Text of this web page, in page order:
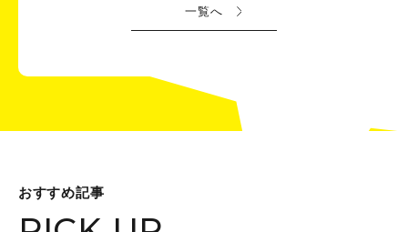
一覧へ
おすすめ記事